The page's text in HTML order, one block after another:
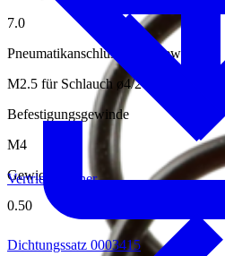
7.0
Pneumatikanschluss Innengewinde
M2.5 für Schlauch ø4/2 mm
Befestigungsgewinde
M4
Gewicht [kg]
0.50
Dichtungssatz 0003415
Vertriebspartner